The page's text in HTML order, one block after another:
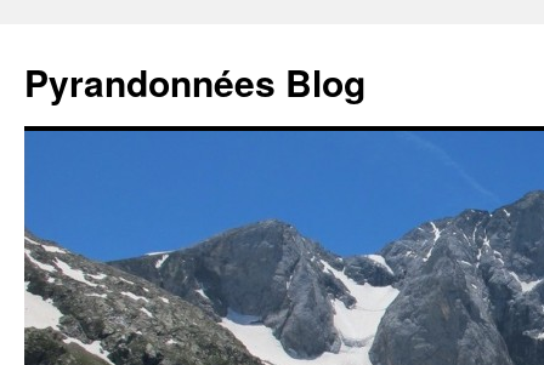
contenu
Pyrandonnées Blog